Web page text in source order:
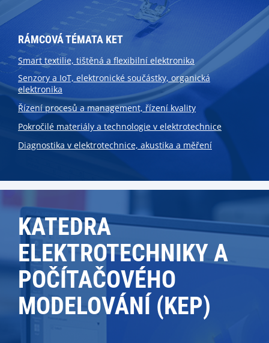
RÁMCOVÁ TÉMATA KET
Smart textilie, tištěná a flexibilní elektronika
Senzory a IoT, elektronické součástky, organická
elektronika
Řízení procesů a management, řízení kvality
Pokročilé materiály a technologie v elektrotechnice
Diagnostika v elektrotechnice, akustika a měření
KATEDRA
ELEKTROTECHNIKY A
POČÍTAČOVÉHO
MODELOVÁNÍ (KEP)